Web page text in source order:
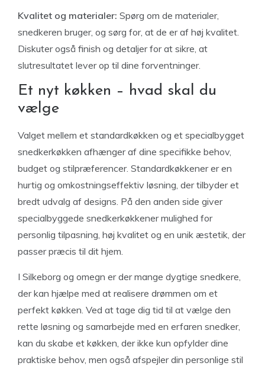
Kvalitet og materialer: Spørg om de materialer,
snedkeren bruger, og sørg for, at de er af høj kvalitet.
Diskuter også finish og detaljer for at sikre, at
slutresultatet lever op til dine forventninger.
Et nyt køkken – hvad skal du
vælge
Valget mellem et standardkøkken og et specialbygget
snedkerkøkken afhænger af dine specifikke behov,
budget og stilpræferencer. Standardkøkkener er en
hurtig og omkostningseffektiv løsning, der tilbyder et
bredt udvalg af designs. På den anden side giver
specialbyggede snedkerkøkkener mulighed for
personlig tilpasning, høj kvalitet og en unik æstetik, der
passer præcis til dit hjem.
I Silkeborg og omegn er der mange dygtige snedkere,
der kan hjælpe med at realisere drømmen om et
perfekt køkken. Ved at tage dig tid til at vælge den
rette løsning og samarbejde med en erfaren snedker,
kan du skabe et køkken, der ikke kun opfylder dine
praktiske behov, men også afspejler din personlige stil